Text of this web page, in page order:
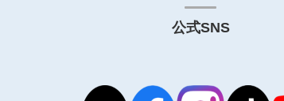
公式SNS